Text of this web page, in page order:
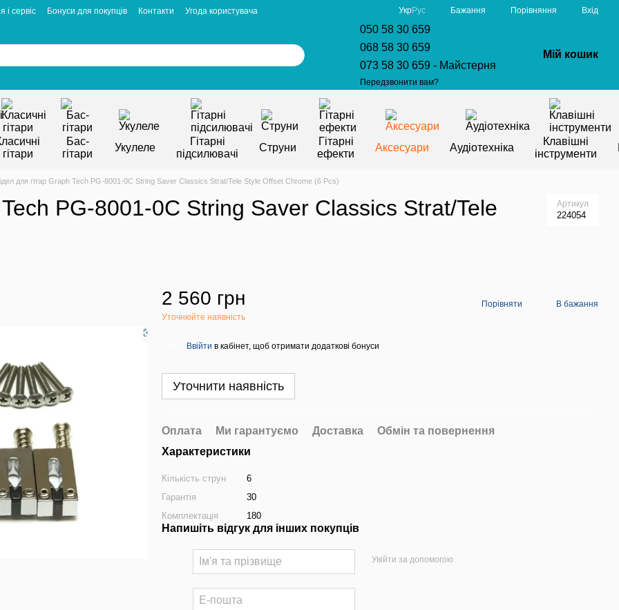
і сервіс Бонуси для покупців Контакти Угода користувача УкрРус Бажання Порівняння Вхід
050 58 30 659
068 58 30 659
073 58 30 659 - Майстерня
Передзвонити вам?
Мій кошик
гітари
Бас-
гітари
Укулеле
Гітарні
підсилювачі
Струни
Гітарні
ефекти
Аксесуари Аудіотехніка
Клавішні
інструменти
для гітар Graph Tech PG-8001-0C String Saver Classics Strat/Tele Style Offset Chrome (6 Pcs)
Tech PG-8001-0C String Saver Classics Strat/Tele Артикул
224054
2 560 грн
Уточнюйте наявність
Порівняти В бажання
Ввійти в кабінет, щоб отримати додаткові бонуси
Уточнити наявність
Оплата Ми гарантуємо Доставка
Обмін та повернення
Характеристики
Кількість струн
6
Гарантія
30
Комплектація
180
Напишіть відгук для інших покупців
Увійти за допомогою